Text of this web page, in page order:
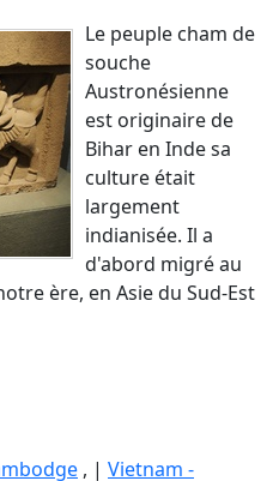
Le peuple cham de
souche
Austronésienne
est originaire de
Bihar en Inde sa
culture était
largement
indianisée. Il a
d'abord migré au
ère, en Asie du Sud-Est
, | Vietnam -